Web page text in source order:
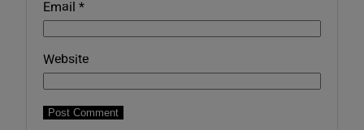
Email *
Website